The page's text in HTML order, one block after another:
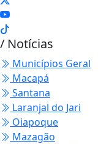
/ Notícias
Municípios Geral
Macapá
Santana
Laranjal do Jari
Oiapoque
Mazagão